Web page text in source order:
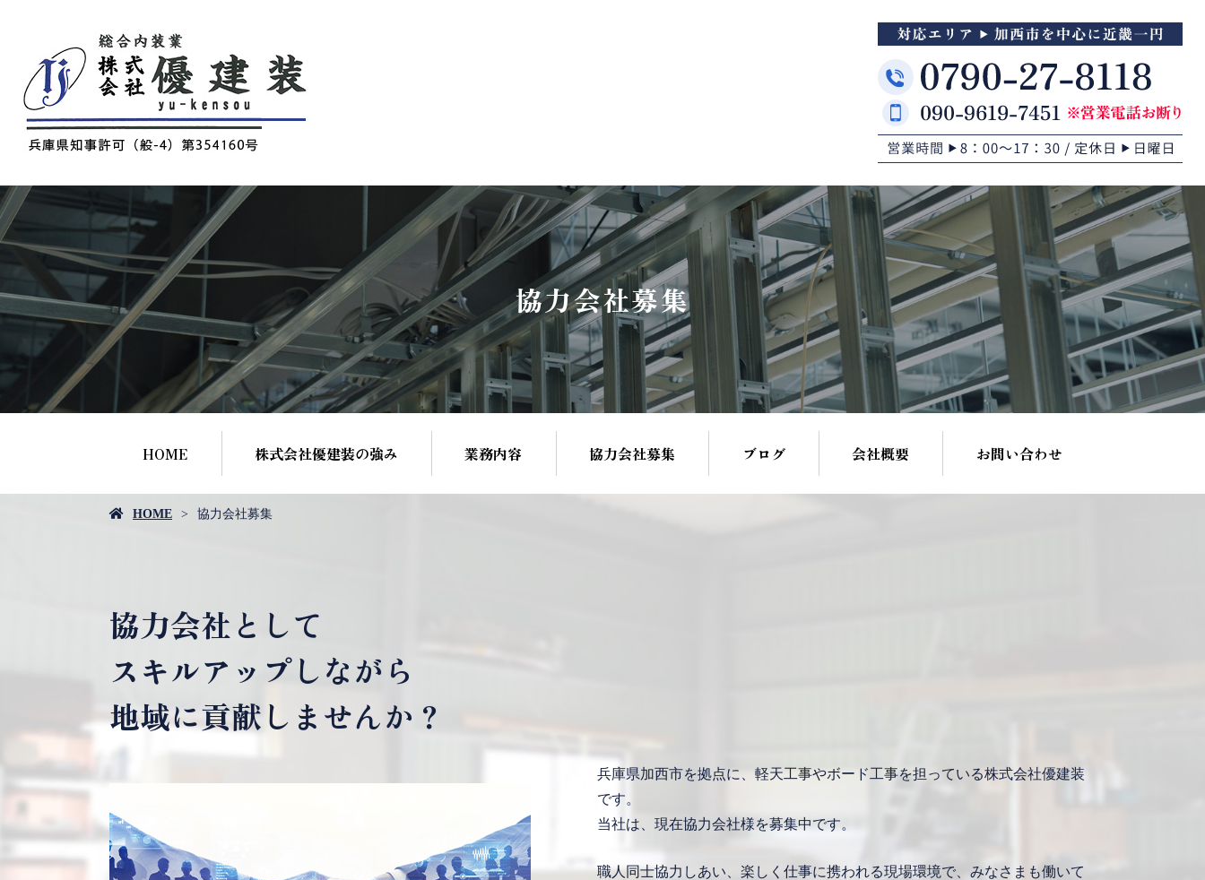
協力会社募集
HOME 株式会社優建装の強み 業務内容 協力会社募集 ブログ 会社概要 お問い合わせ
HOME 協力会社募集
協力会社として
スキルアップしながら
地域に貢献しませんか？
兵庫県加西市を拠点に、軽天工事やボード工事を担っている株式会社優建装
です。
当社は、現在協力会社様を募集中です。
職人同士協力しあい、楽しく仕事に携われる現場環境で、みなさまも働いて